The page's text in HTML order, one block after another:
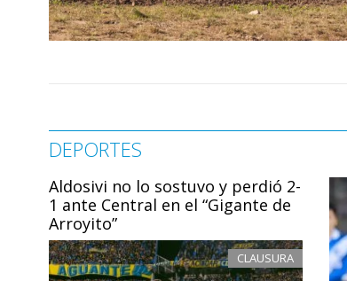
DEPORTES
Aldosivi no lo sostuvo y perdió 2-
1 ante Central en el “Gigante de
Arroyito”
CLAUSURA